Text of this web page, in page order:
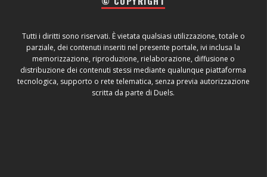
Tutti i diritti sono riservati. È vietata qualsiasi utilizzazione, totale o
parziale, dei contenuti inseriti nel presente portale, ivi inclusa la
memorizzazione, riproduzione, rielaborazione, diffusione o
distribuzione dei contenuti stessi mediante qualunque piattaforma
tecnologica, supporto o rete telematica, senza previa autorizzazione
scritta da parte di Duels.